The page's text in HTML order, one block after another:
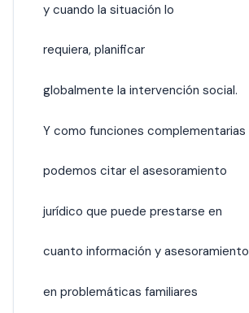
y cuando la situación lo
requiera, planificar
globalmente la intervención social.
Y como funciones complementarias
podemos citar el asesoramiento
jurídico que puede prestarse en
cuanto información y asesoramiento
en problemáticas familiares